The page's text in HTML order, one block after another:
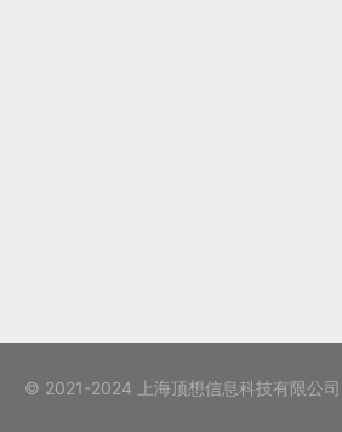
© 2021-2024 上海顶想信息科技有限公司